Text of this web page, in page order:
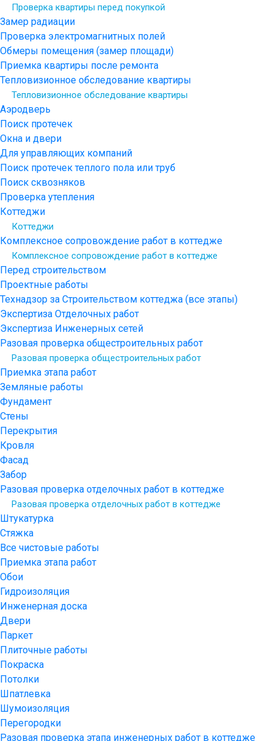
Проверка квартиры перед покупкой
Замер радиации
Проверка электромагнитных полей
Обмеры помещения (замер площади)
Приемка квартиры после ремонта
Тепловизионное обследование квартиры
Тепловизионное обследование квартиры
Аэродверь
Поиск протечек
Окна и двери
Для управляющих компаний
Поиск протечек теплого пола или труб
Поиск сквозняков
Проверка утепления
Коттеджи
Коттеджи
Комплексное сопровождение работ в коттедже
Комплексное сопровождение работ в коттедже
Перед строительством
Проектные работы
Технадзор за Строительством коттеджа (все этапы)
Экспертиза Отделочных работ
Экспертиза Инженерных сетей
Разовая проверка общестроительных работ
Разовая проверка общестроительных работ
Приемка этапа работ
Земляные работы
Фундамент
Стены
Перекрытия
Кровля
Фасад
Забор
Разовая проверка отделочных работ в коттедже
Разовая проверка отделочных работ в коттедже
Штукатурка
Стяжка
Все чистовые работы
Приемка этапа работ
Обои
Гидроизоляция
Инженерная доска
Двери
Паркет
Плиточные работы
Покраска
Потолки
Шпатлевка
Шумоизоляция
Перегородки
Разовая проверка этапа инженерных работ в коттедже